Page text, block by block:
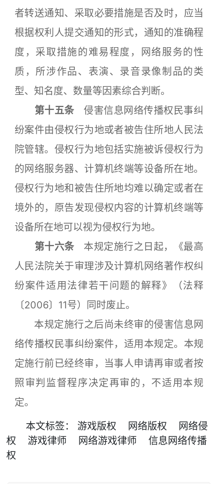
者转送通知、采取必要措施是否及时，应当
根据权利人提交通知的形式，通知的准确程
度，采取措施的难易程度，网络服务的性
质，所涉作品、表演、录音录像制品的类
型、知名度、数量等因素综合判断。
第十五条 侵害信息网络传播权民事纠
纷案件由侵权行为地或者被告住所地人民法
院管辖。侵权行为地包括实施被诉侵权行为
的网络服务器、计算机终端等设备所在地。
侵权行为地和被告住所地均难以确定或者在
境外的，原告发现侵权内容的计算机终端等
设备所在地可以视为侵权行为地。
第十六条 本规定施行之日起，《最高
人民法院关于审理涉及计算机网络著作权纠
纷案件适用法律若干问题的解释》（法释
〔2006〕11号）同时废止。
本规定施行之后尚未终审的侵害信息网
络传播权民事纠纷案件，适用本规定。本规
定施行前已经终审，当事人申请再审或者按
照审判监督程序决定再审的，不适用本规
定。
本文标签： 游戏版权 网络版权
网络侵
权
游戏律师 网络游戏律师
信息网络传播
权